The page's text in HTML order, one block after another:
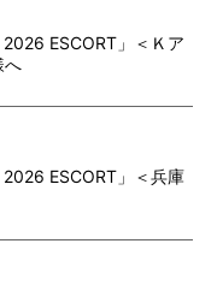
ESCORT」＜Ｋア
へ
ESCORT」＜兵庫